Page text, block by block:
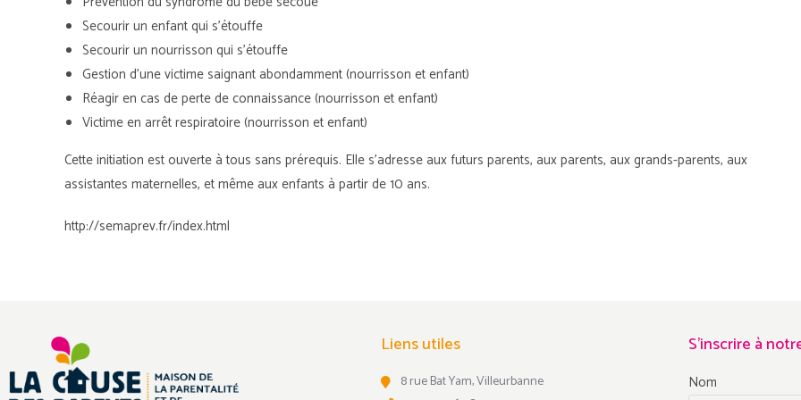
Secourir un enfant qui s’étouffe
Secourir un nourrisson qui s’étouffe
Gestion d’une victime saignant abondamment (nourrisson et enfant)
Réagir en cas de perte de connaissance (nourrisson et enfant)
Victime en arrêt respiratoire (nourrisson et enfant)
Cette initiation est ouverte à tous sans prérequis. Elle s’adresse aux futurs parents, aux parents, aux grands-parents, aux
assistantes maternelles, et même aux enfants à partir de 10 ans.
http://semaprev.fr/index.html
Liens utiles
8 rue Bat Yam, Villeurbanne
S'inscrire à
Nom